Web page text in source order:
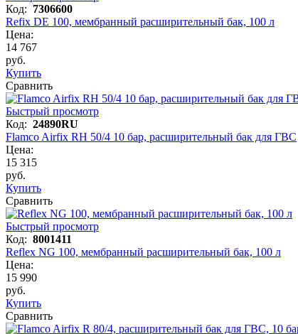
Код: 7306600
Refix DE 100, мембранный расширительный бак, 100 л
Цена:
14 767
руб.
Купить
Сравнить
Быстрый просмотр
Код: 24890RU
Flamco Airfix RH 50/4 10 бар, расширительный бак для ГВС
Цена:
15 315
руб.
Купить
Сравнить
Быстрый просмотр
Код: 8001411
Reflex NG 100, мембранный расширительный бак, 100 л
Цена:
15 990
руб.
Купить
Сравнить